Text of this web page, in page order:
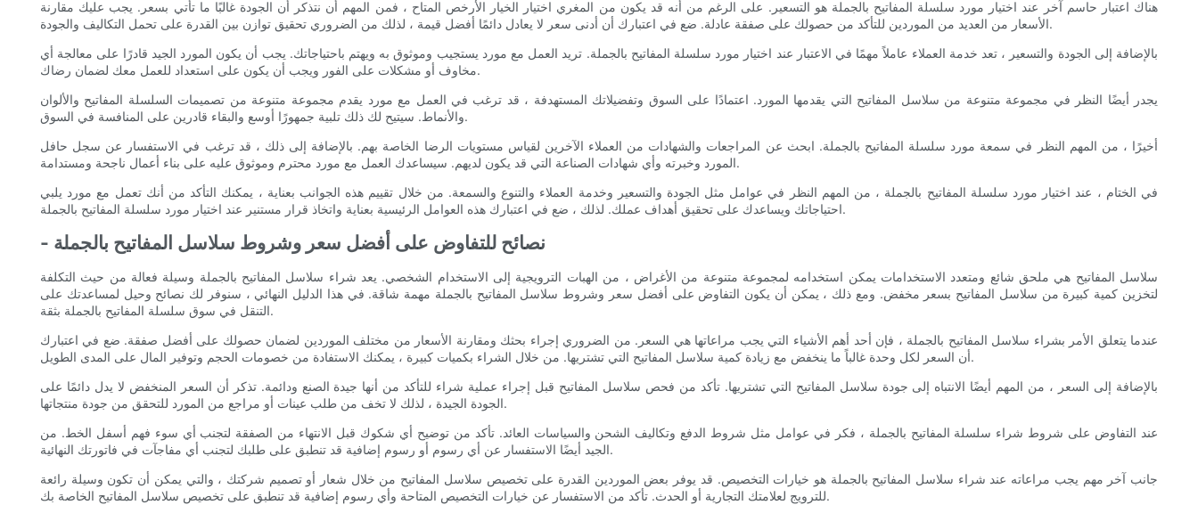
هناك اعتبار حاسم آخر عند اختيار مورد سلسلة المفاتيح بالجملة هو التسعير. على الرغم من أنه قد يكون من المغري اختيار الخيار الأرخص المتاح ، فمن المهم أن نتذكر أن الجودة غالبًا ما تأتي بسعر. يجب عليك مقارنة
الأسعار من العديد من الموردين للتأكد من حصولك على صفقة عادلة. ضع في اعتبارك أن أدنى سعر لا يعادل دائمًا أفضل قيمة ، لذلك من الضروري تحقيق توازن بين القدرة على تحمل التكاليف والجودة.
بالإضافة إلى الجودة والتسعير ، تعد خدمة العملاء عاملاً مهمًا في الاعتبار عند اختيار مورد سلسلة المفاتيح بالجملة. تريد العمل مع مورد يستجيب وموثوق به ويهتم باحتياجاتك. يجب أن يكون المورد الجيد قادرًا على معالجة أي
مخاوف أو مشكلات على الفور ويجب أن يكون على استعداد للعمل معك لضمان رضاك.
يجدر أيضًا النظر في مجموعة متنوعة من سلاسل المفاتيح التي يقدمها المورد. اعتمادًا على السوق وتفضيلاتك المستهدفة ، قد ترغب في العمل مع مورد يقدم مجموعة متنوعة من تصميمات السلسلة المفاتيح والألوان
والأنماط. سيتيح لك ذلك تلبية جمهورًا أوسع والبقاء قادرين على المنافسة في السوق.
أخيرًا ، من المهم النظر في سمعة مورد سلسلة المفاتيح بالجملة. ابحث عن المراجعات والشهادات من العملاء الآخرين لقياس مستويات الرضا الخاصة بهم. بالإضافة إلى ذلك ، قد ترغب في الاستفسار عن سجل حافل
المورد وخبرته وأي شهادات الصناعة التي قد يكون لديهم. سيساعدك العمل مع مورد محترم وموثوق عليه على بناء أعمال ناجحة ومستدامة.
في الختام ، عند اختيار مورد سلسلة المفاتيح بالجملة ، من المهم النظر في عوامل مثل الجودة والتسعير وخدمة العملاء والتنوع والسمعة. من خلال تقييم هذه الجوانب بعناية ، يمكنك التأكد من أنك تعمل مع مورد يلبي
احتياجاتك ويساعدك على تحقيق أهداف عملك. لذلك ، ضع في اعتبارك هذه العوامل الرئيسية بعناية واتخاذ قرار مستنير عند اختيار مورد سلسلة المفاتيح بالجملة.
- نصائح للتفاوض على أفضل سعر وشروط سلاسل المفاتيح بالجملة
سلاسل المفاتيح هي ملحق شائع ومتعدد الاستخدامات يمكن استخدامه لمجموعة متنوعة من الأغراض ، من الهبات الترويجية إلى الاستخدام الشخصي. يعد شراء سلاسل المفاتيح بالجملة وسيلة فعالة من حيث التكلفة
لتخزين كمية كبيرة من سلاسل المفاتيح بسعر مخفض. ومع ذلك ، يمكن أن يكون التفاوض على أفضل سعر وشروط سلاسل المفاتيح بالجملة مهمة شاقة. في هذا الدليل النهائي ، سنوفر لك نصائح وحيل لمساعدتك على
التنقل في سوق سلسلة المفاتيح بالجملة بثقة.
عندما يتعلق الأمر بشراء سلاسل المفاتيح بالجملة ، فإن أحد أهم الأشياء التي يجب مراعاتها هي السعر. من الضروري إجراء بحثك ومقارنة الأسعار من مختلف الموردين لضمان حصولك على أفضل صفقة. ضع في اعتبارك
أن السعر لكل وحدة غالباً ما ينخفض مع زيادة كمية سلاسل المفاتيح التي تشتريها. من خلال الشراء بكميات كبيرة ، يمكنك الاستفادة من خصومات الحجم وتوفير المال على المدى الطويل.
بالإضافة إلى السعر ، من المهم أيضًا الانتباه إلى جودة سلاسل المفاتيح التي تشتريها. تأكد من فحص سلاسل المفاتيح قبل إجراء عملية شراء للتأكد من أنها جيدة الصنع ودائمة. تذكر أن السعر المنخفض لا يدل دائمًا على
الجودة الجيدة ، لذلك لا تخف من طلب عينات أو مراجع من المورد للتحقق من جودة منتجاتها.
عند التفاوض على شروط شراء سلسلة المفاتيح بالجملة ، فكر في عوامل مثل شروط الدفع وتكاليف الشحن والسياسات العائد. تأكد من توضيح أي شكوك قبل الانتهاء من الصفقة لتجنب أي سوء فهم أسفل الخط. من
الجيد أيضًا الاستفسار عن أي رسوم أو رسوم إضافية قد تنطبق على طلبك لتجنب أي مفاجآت في فاتورتك النهائية.
جانب آخر مهم يجب مراعاته عند شراء سلاسل المفاتيح بالجملة هو خيارات التخصيص. قد يوفر بعض الموردين القدرة على تخصيص سلاسل المفاتيح من خلال شعار أو تصميم شركتك ، والتي يمكن أن تكون وسيلة رائعة
للترويج لعلامتك التجارية أو الحدث. تأكد من الاستفسار عن خيارات التخصيص المتاحة وأي رسوم إضافية قد تنطبق على تخصيص سلاسل المفاتيح الخاصة بك.